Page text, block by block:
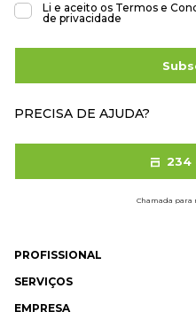
PROFISSIONAL
SERVIÇOS
EMPRESA
Li e aceito os Termos e
de privacidade
PRECISA DE AJUDA?
234
Chamada para